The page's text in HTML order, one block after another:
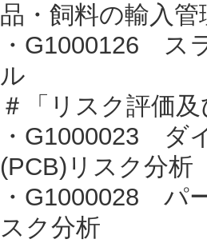
品・飼料の輸入
・G1000126 ス
ル
＃「リスク評価
・G1000023 ダ
(PCB)リスク分析
・G1000028 パ
スク分析